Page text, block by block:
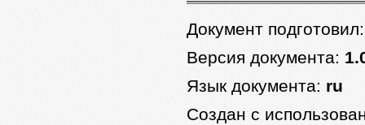
Документ
Версия документа:
Язык документа: ru
Создан с